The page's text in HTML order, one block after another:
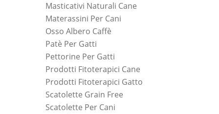
Masticativi Naturali Cane
Materassini Per Cani
Osso Albero Caffè
Patè Per Gatti
Pettorine Per Gatti
Prodotti Fitoterapici Cane
Prodotti Fitoterapici Gatto
Scatolette Grain Free
Scatolette Per Cani